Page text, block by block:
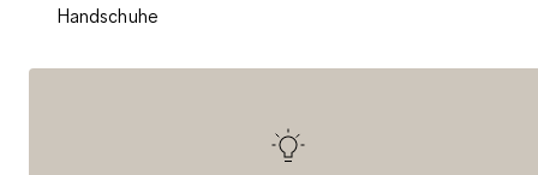
Handschuhe